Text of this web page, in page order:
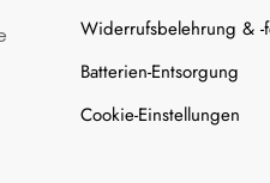
Widerrufsbelehrung & -
Batterien-Entsorgung
Cookie-Einstellungen